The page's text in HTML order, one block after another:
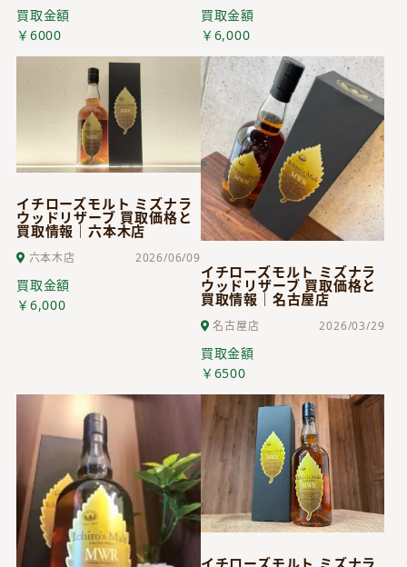
買取金額
￥6000
買取金額
￥6,000
イチローズモルト ミズナラ
ウッドリザーブ 買取価格と
買取情報｜六本木店
六本木店 2026/06/09
買取金額
￥6,000
イチローズモルト ミズナラ
ウッドリザーブ 買取価格と
買取情報｜名古屋店
名古屋店 2026/03/29
買取金額
￥6500
イチローズモルト ミズナラ